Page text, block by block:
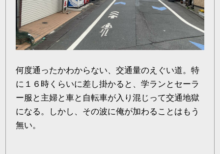
何度通ったかわからない、交通量のえぐい道。特
に１６時くらいに差し掛かると、学ランとセーラ
ー服と主婦と車と自転車が入り混じって交通地獄
になる。しかし、その波に俺が加わることはもう
無い。